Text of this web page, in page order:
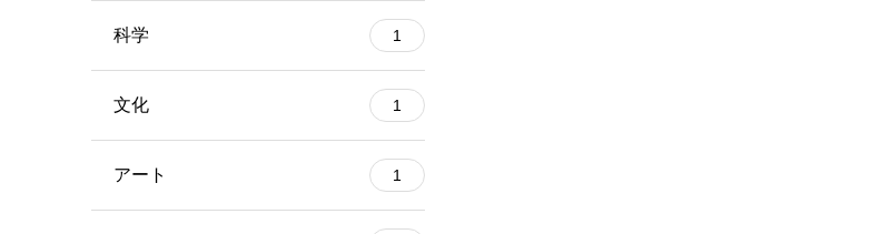
科学 1
文化 1
アート 1